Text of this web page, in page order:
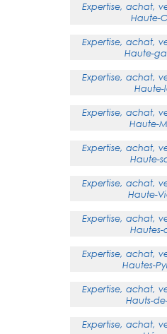
Expertise, achat,
Haute-
Expertise, achat,
Haute-
Expertise, achat,
Haute-
Expertise, achat,
Haute-
Expertise, achat,
Haute-
Expertise, achat,
Haute-
Expertise, achat,
Hautes-
Expertise, achat,
Hautes-
Expertise, achat,
Hauts-
Expertise, achat,